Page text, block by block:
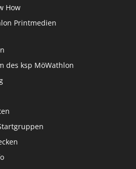
How
Printmedien
des ksp MöWathlon